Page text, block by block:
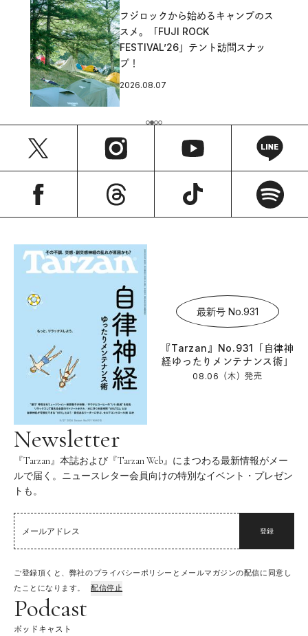
フジロックから始めるキャンプのス
スメ。「FUJI ROCK
FESTIVAL’26」テント訪問スナッ
プ！
2026.08.07
最新号 No.931
『Tarzan』No.931「自律神
経ゆったりメンテナンス術」
08.06（木）発売
Newsletter
『Tarzan』本誌および『Tarzan Web』にまつわる最新情報がメー
ルで届く。ニュースレター会員向けの特別なイベント・プレゼン
トも。
登録
ご登録頂くと、弊社のプライバシーポリシーとメールマガジンの配信に同意し
たことになります。
配信停止
Podcast
ポッドキャスト